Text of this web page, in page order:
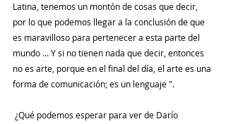
Latina, tenemos un montón de cosas que decir,
por lo que podemos llegar a la conclusión de que
es maravilloso para pertenecer a esta parte del
mundo ... Y si no tienen nada que decir, entonces
no es arte, porque en el final del día, el arte es una
forma de comunicación; es un lenguaje ".